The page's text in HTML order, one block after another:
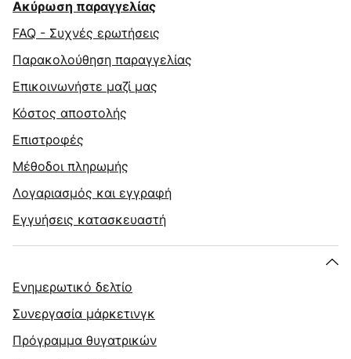
Ακύρωση παραγγελίας
FAQ - Συχνές ερωτήσεις
Παρακολούθηση παραγγελίας
Επικοινωνήστε μαζί μας
Κόστος αποστολής
Επιστροφές
Μέθοδοι πληρωμής
Λογαριασμός και εγγραφή
Εγγυήσεις κατασκευαστή
Ενημερωτικό δελτίο
Συνεργασία μάρκετινγκ
Πρόγραμμα θυγατρικών